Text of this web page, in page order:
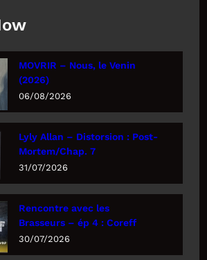
MOVRIR – Nous, le Venin
(2026)
06/08/2026
Lyly Allan – Distorsion : Post-
Mortem/Chap. 7
31/07/2026
Rencontre avec les
Brasseurs – ép 4 : Coreff
30/07/2026